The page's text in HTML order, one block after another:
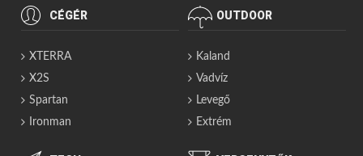
CÉGÉR
XTERRA
X2S
Spartan
Ironman
OUTDOOR
Kaland
Vadvíz
Levegő
Extrém